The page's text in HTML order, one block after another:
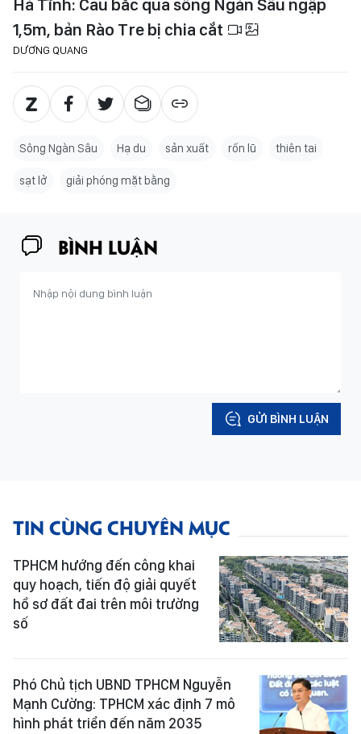
Hà Tĩnh: Cầu bắc qua sông Ngàn Sâu ngập
1,5m, bản Rào Tre bị chia cắt
DƯƠNG QUANG
Sông Ngàn Sâu Hạ du sản xuất rốn lũ thiên tai
sạt lở giải phóng mặt bằng
BÌNH LUẬN
GỬI BÌNH LUẬN
TIN CÙNG CHUYÊN MỤC
TPHCM hướng đến công khai
quy hoạch, tiến độ giải quyết
hồ sơ đất đai trên môi trường
số
Phó Chủ tịch UBND TPHCM Nguyễn
Mạnh Cường: TPHCM xác định 7 mô
hình phát triển đến năm 2035